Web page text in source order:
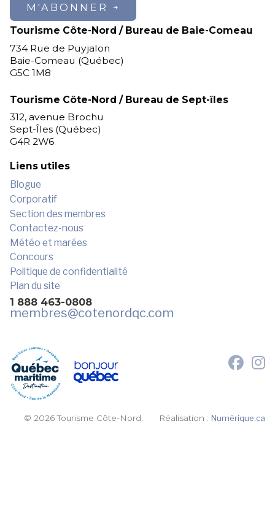
M'ABONNER
Tourisme Côte-Nord / Bureau de Baie-Comeau
734 Rue de Puyjalon
Baie-Comeau (Québec)
G5C 1M8
Tourisme Côte-Nord / Bureau de Sept-îles
312, avenue Brochu
Sept-Îles (Québec)
G4R 2W6
Liens utiles
Blogue
Corporatif
Section des membres
Contactez-nous
Météo et marées
Concours
Politique de confidentialité
Plan du site
1 888 463-0808
membres@cotenordqc.com
© 2026 Tourisme Côte-Nord. Réalisation :Numérique.ca